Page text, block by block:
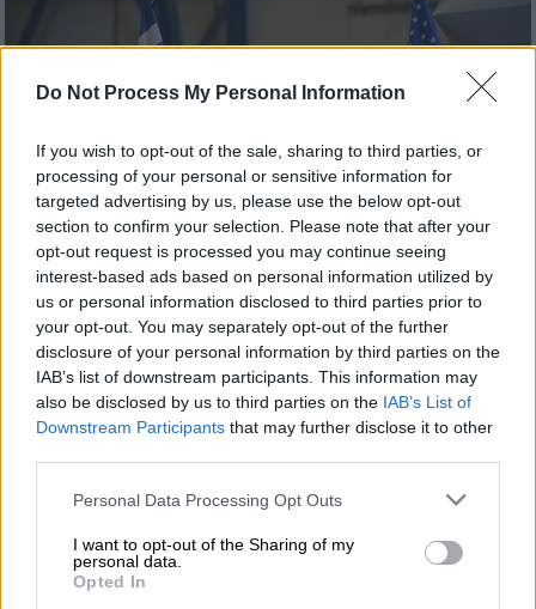
Do Not Process My Personal Information
If you wish to opt-out of the sale, sharing to third parties, or
processing of your personal or sensitive information for
targeted advertising by us, please use the below opt-out
section to confirm your selection. Please note that after your
opt-out request is processed you may continue seeing
interest-based ads based on personal information utilized by
us or personal information disclosed to third parties prior to
your opt-out. You may separately opt-out of the further
disclosure of your personal information by third parties on the
IAB’s list of downstream participants. This information may
also be disclosed by us to third parties on the IAB’s List of
Downstream Participants that may further disclose it to other
Please note that this website/app uses one or more Google
not limited to your visit or usage behaviour. You may click to
grant or deny consent to Google and its third-party tags to
use your data for below specified purposes in below Google
Personal Data Processing Opt Outs
I want to opt-out of the Sharing of my
personal data.
Opted In
Πολιτική|29.07.2023 23:47
Συνάντηση Κικίλια με Τσούνη: «Θα
συνεχίσουμε να βοηθούμε την Ελλάδα σε
αυτή την ώρα ανάγκης - Πρόσθετα
εναέρια μέσα σε πλοίο στο Νότιο Αιγαίο»
Συνάντηση με τον πρέσβη των ΗΠΑ Γιώργο
Τσούνη είχε σήμερα το απόγευμα ο
υπουργός Κλιματικής Κρίσης και Πολιτικής